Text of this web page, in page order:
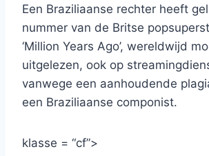
Een Braziliaanse rechter heeft
nummer van de Britse
‘Million Years Ago’, wereldwijd
uitgelezen, ook op
vanwege een aanhoudende
een Braziliaanse componist.
klasse = “cf”>